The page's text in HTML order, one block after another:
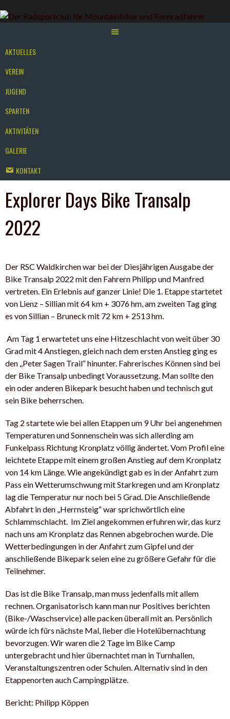
zum
AKTUELLES
VEREIN
JUGEND
SPARTEN
AKTIVITÄTEN
GALERIE
KONTAKT
Explorer Days Bike Transalp
2022
Der RSC Waldkirchen war bei der Diesjährigen Ausgabe der
Bike Transalp 2022 mit den Fahrern Philipp und Manfred
vertreten. Ein Erlebnis auf ganzer Linie! Die 1. Etappe startetet
von Lienz – Sillian mit 64 km + 3076 hm, am zweiten Tag ging
es von Sillian – Bruneck mit 72 km + 2513 hm.
Am Tag 1 erwartetet uns eine Hitzeschlacht von weit über 30
Grad mit 4 Anstiegen, gleich nach dem ersten Anstieg ging es
den ,,Peter Sagen Trail“ hinunter. Fahrerisches Können sind bei
der Bike Transalp unbedingt Voraussetzung. Man sollte den
ein oder anderen Bikepark besucht haben und technisch gut
sein Bike beherrschen.
Tag 2 startete wie bei allen Etappen um 9 Uhr bei angenehmen
Temperaturen und Sonnenschein was sich allerding am
Funkelpass Richtung Kronplatz völlig ändertet. Vom Profil eine
leichtete Etappe mit einem großen Anstieg auf dem Kronplatz
von 14 km Länge. Wie angekündigt gab es in der Anfahrt zum
Pass ein Wetterumschwung mit Starkregen und am Kronplatz
lag die Temperatur nur noch bei 5 Grad. Die Anschließende
Abfahrt in den ,,Herrnsteig“ war sprichwörtlich eine
Schlammschlacht. Im Ziel angekommen erfuhren wir, das kurz
nach uns am Kronplatz das Rennen abgebrochen wurde. Die
Wetterbedingungen in der Anfahrt zum Gipfel und der
anschließende Bikepark seien eine zu größere Gefahr für die
Teilnehmer.
Das ist die Bike Transalp, man muss jedenfalls mit allem
rechnen. Organisatorisch kann man nur Positives berichten
(Bike-/Waschservice) alle packen überall mit an. Persönlich
würde ich fürs nächste Mal, lieber die Hotelübernachtung
bevorzugen. Wir waren die 2 Tage im Bike Camp
untergebracht und hier übernachtet man in Turnhallen,
Veranstaltungszentren oder Schulen. Alternativ sind in den
Etappenorten auch Campingplätze.
Bericht: Philipp Köppen